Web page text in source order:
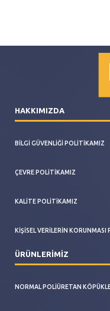
HAKKIMIZDA
BILGI GÜVENLIĞI POLITIKAMIZ
ÇEVRE POLITIKAMIZ
KALITE POLITIKAMIZ
KIŞISEL VERILERIN
ÜRÜNLERİMİZ
NORMAL POLIÜRETAN